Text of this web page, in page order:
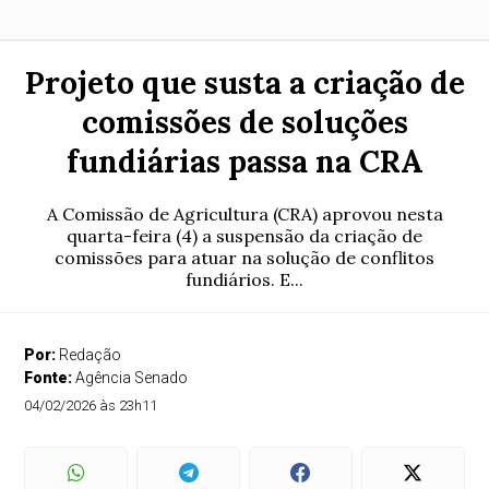
Projeto que susta a criação de
comissões de soluções
fundiárias passa na CRA
A Comissão de Agricultura (CRA) aprovou nesta
quarta-feira (4) a suspensão da criação de
comissões para atuar na solução de conflitos
fundiários. E...
Por: Redação
Fonte:Agência Senado
04/02/2026 às 23h11